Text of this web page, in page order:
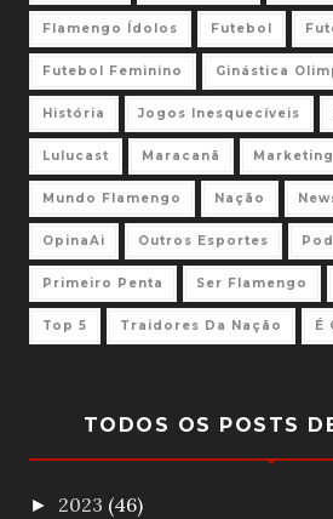
Flamengo Ídolos Futebol
Futebol Feminino Ginástica
História Jogos Inesquecíveis
Lulucast Maracanã Marketing
Mundo Flamengo Nação
OpinaAi Outros Esportes
Primeiro Penta Ser Flamengo
Top 5 Traidores Da Nação É
TODOS OS POSTS
► 2023 (46)